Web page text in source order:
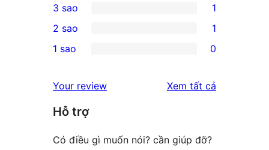
star
review
4-
star
reviews
1
3-
star
3 sao 1
2-
review
2 sao 1
star
reviews
1 sao 0
Your review Xem tất cả
Hỗ trợ
Có điều gì muốn nói? cần giúp đỡ?